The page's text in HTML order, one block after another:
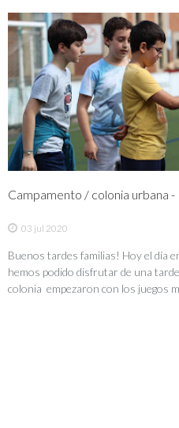
Campamento / colonia urbana -
03 jul 2020
Buenos tardes familias! Hoy el día
hemos podido disfrutar de una
colonia empezaron con los juegos